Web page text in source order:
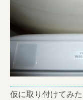
仮に取り付けてみ